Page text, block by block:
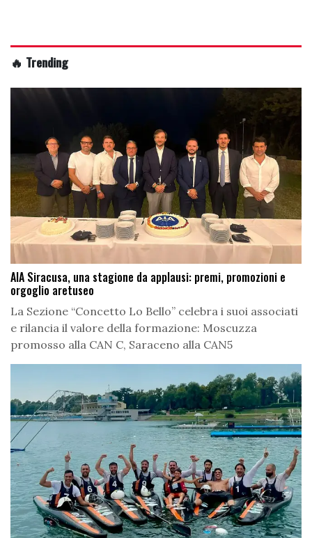
🔥 Trending
AIA Siracusa, una stagione da applausi: premi, promozioni e
orgoglio aretuseo
La Sezione “Concetto Lo Bello” celebra i suoi associati
e rilancia il valore della formazione: Moscuzza
promosso alla CAN C, Saraceno alla CAN5